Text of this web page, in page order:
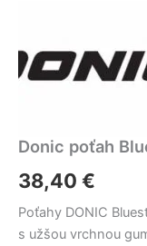
Donic poťah
38,40 €
Poťahy DONIC
s užšou vrchnou